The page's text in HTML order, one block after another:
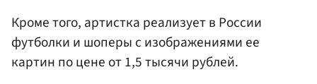
Кроме того, артистка реализует в России
футболки и шоперы с изображениями ее
картин по цене от 1,5 тысячи рублей.